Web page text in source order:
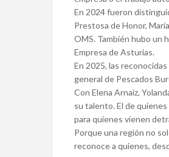
En 2024 fueron
Prestosa de Honor,
OMS. También hubo un
Empresa de Asturias.
En 2025, las
general de Pescados
Con Elena Arnaiz,
su talento. El de
para quienes vienen
Porque una región no
reconoce a quienes,